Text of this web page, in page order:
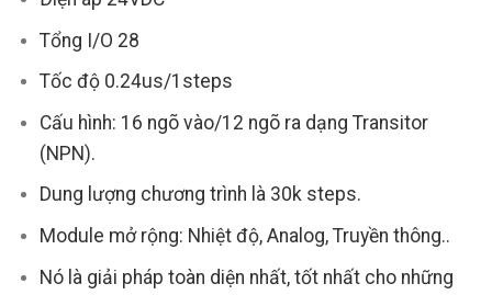
Tổng I/O 28
Tốc độ 0.24us/1steps
Cấu hình: 16 ngõ vào/12 ngõ ra dạng Transitor
(NPN).
Dung lượng chương trình là 30k steps.
Module mở rộng: Nhiệt độ, Analog, Truyền thông..
Nó là giải pháp toàn diện nhất, tốt nhất cho những